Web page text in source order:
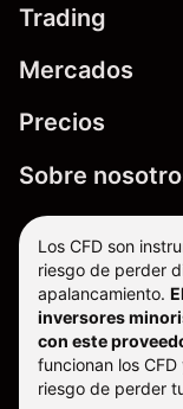
Trading
Mercados
Precios
Sobre
Los CFD son
riesgo de perder
apalancamiento.
inversores
con este
funcionan los
riesgo de perder